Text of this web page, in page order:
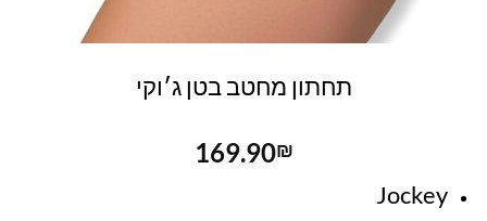
תחתון מחטב בטן ג׳וקי
169.90₪
Jockey